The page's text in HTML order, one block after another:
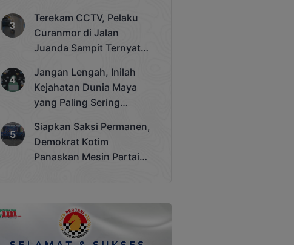
Cup 2025
Terekam CCTV, Pelaku
Curanmor di Jalan
Juanda Sampit Ternyata
Jangan Lengah, Inilah
Kejahatan Dunia Maya
yang Paling Sering
Siapkan Saksi Permanen,
Demokrat Kotim
Panaskan Mesin Partai